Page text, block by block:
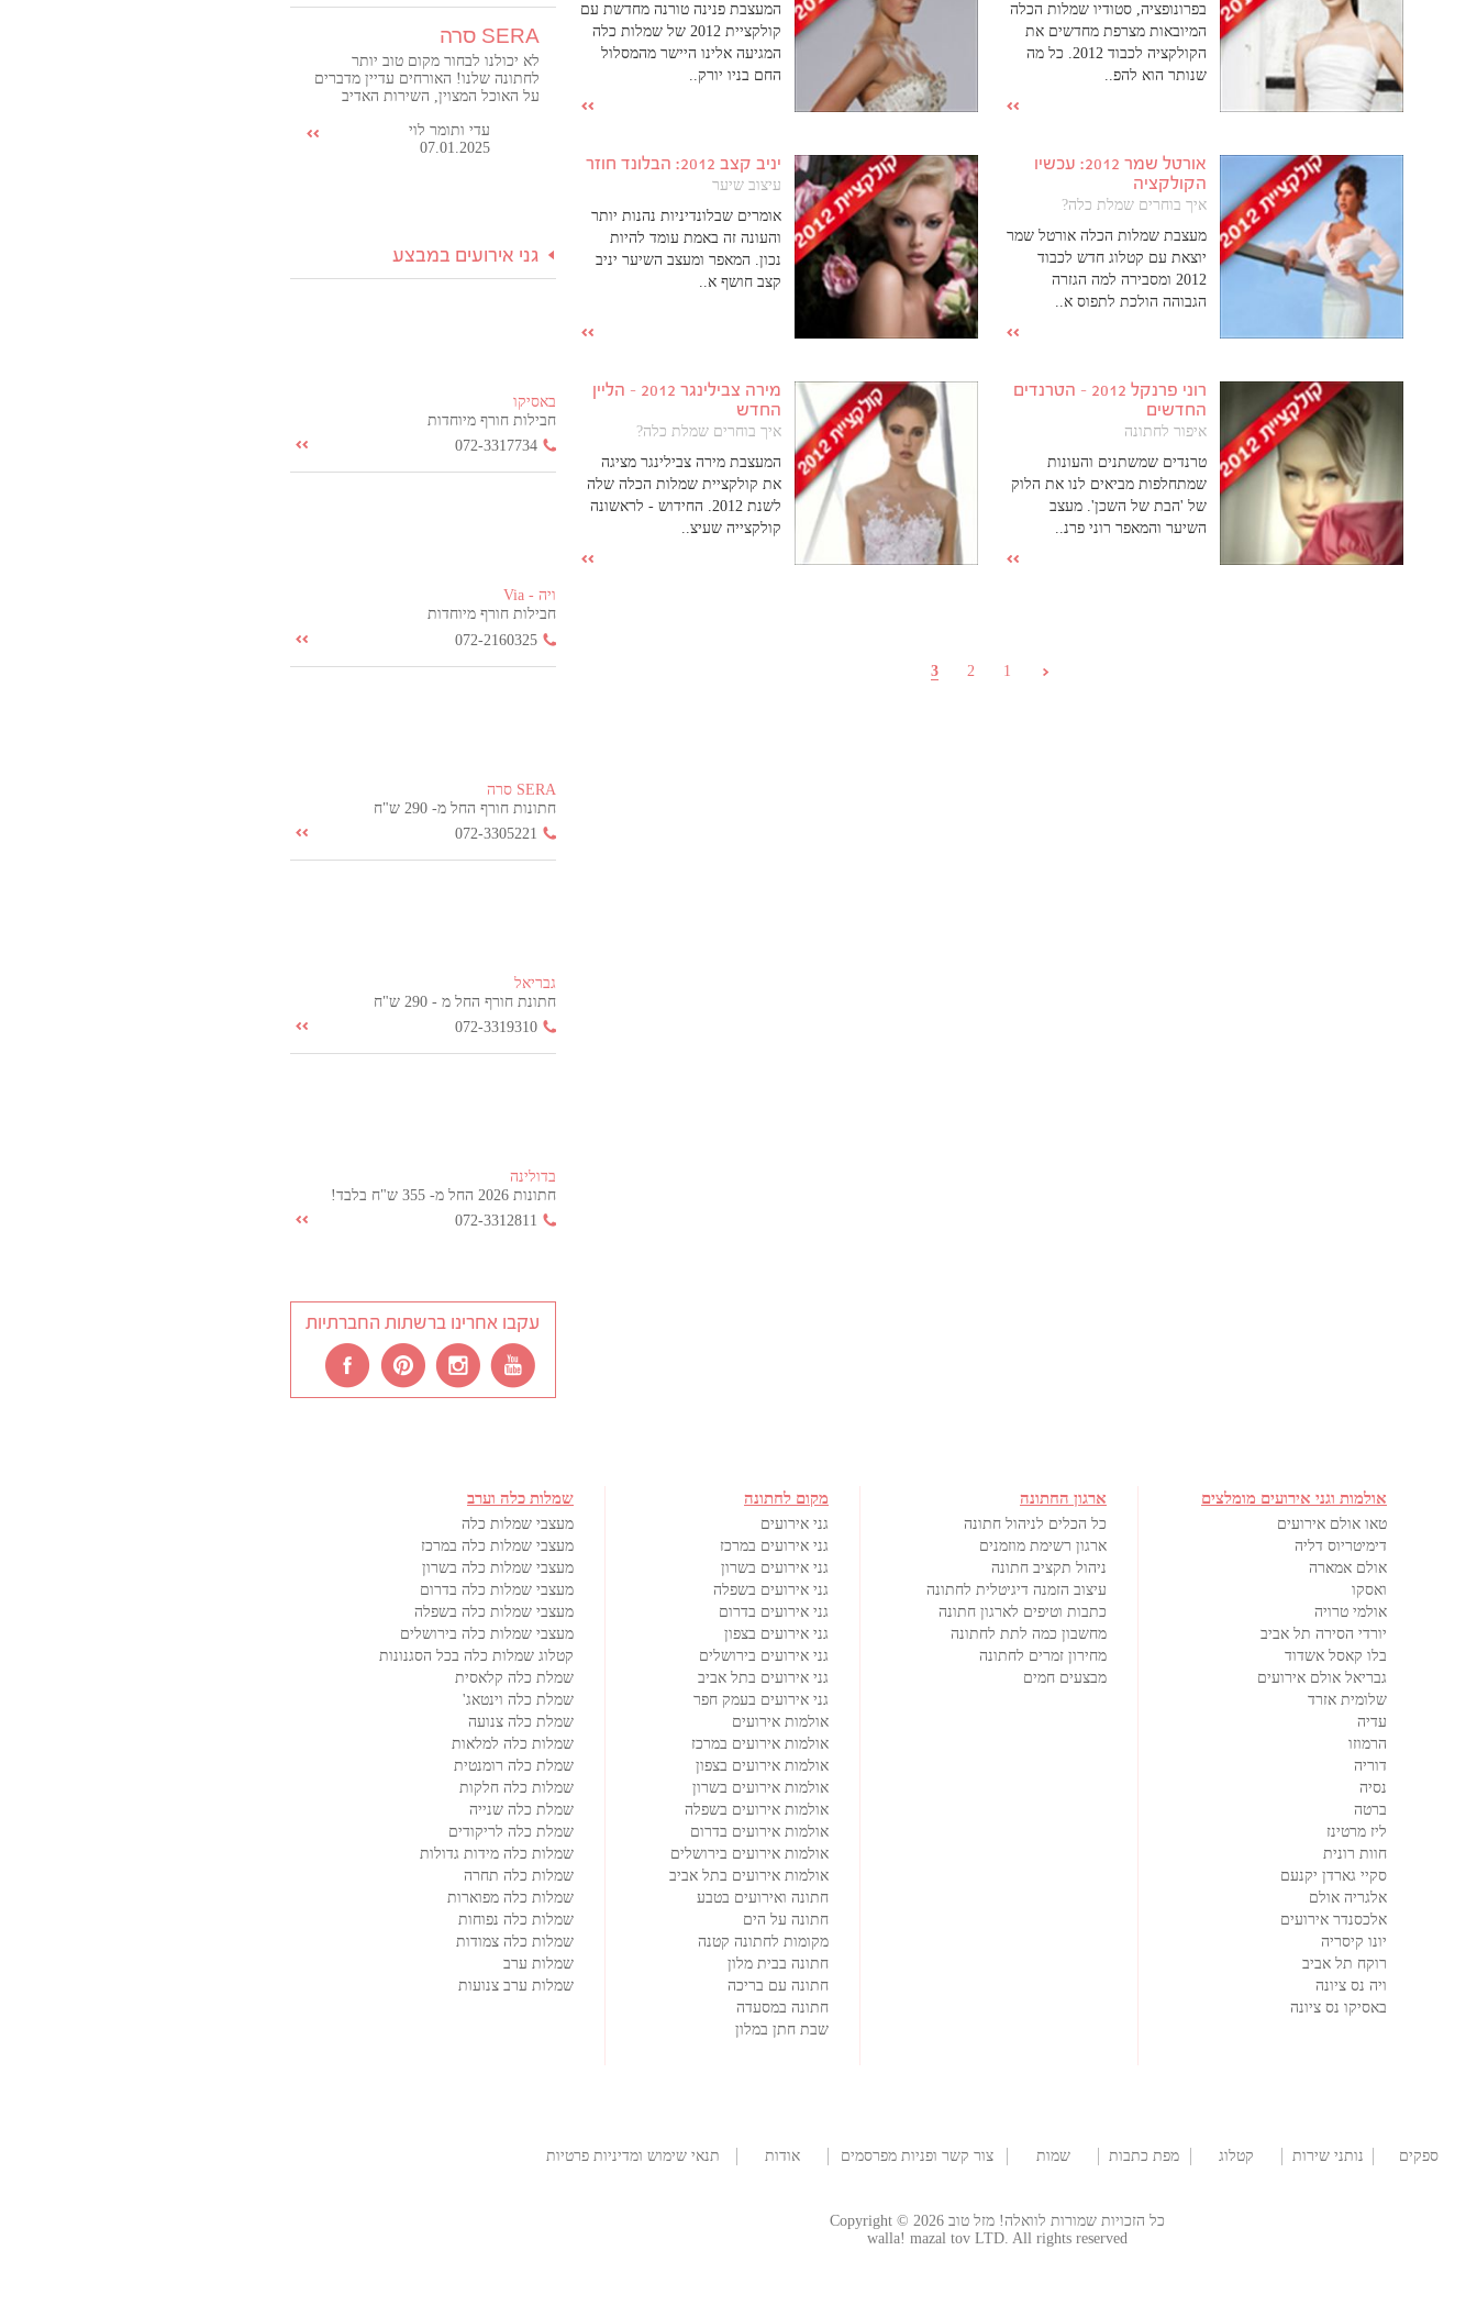
בפרונופציה, סטודיו שמלות הכלה
המיובאות מצרפת מחדשים את
הקולקציה לכבוד 2012. כל מה
שנותר הוא להפ..
המעצבת פנינה טורנה מחדשת עם
קולקציית 2012 של שמלות כלה
המגיעה אלינו היישר מהמסלול
החם בניו יורק..
אורטל שמר 2012: עכשיו
הקולקציה
איך בוחרים שמלת כלה?
מעצבת שמלות הכלה אורטל שמר
יוצאת עם קטלוג חדש לכבוד
2012 ומסבירה למה הגזרה
הגבוהה הולכת לתפוס א..
יניב קצב 2012: הבלונד חוזר
עיצוב שיער
אומרים שבלונדיניות נהנות יותר
והעונה זה באמת עומד להיות
נכון. המאפר ומעצב השיער יניב
קצב חושף א..
רוני פרנקל 2012 - הטרנדים
החדשים
איפור לחתונה
טרנדים שמשתנים והעונות
שמתחלפות מביאים לנו את הלוק
של 'הבת של השכן'. מעצב
השיער והמאפר רוני פרנ..
מירה צבילינגר 2012 - הליין
החדש
איך בוחרים שמלת כלה?
המעצבת מירה צבילינגר מציגה
את קולקציית שמלות הכלה שלה
לשנת 2012. החידוש - לראשונה
קולקצייה שעיצ..
1
2
3
SERA סרה
לא יכולנו לבחור מקום טוב יותר
לחתונה שלנו! האורחים עדיין מדברים
על האוכל המצוין, השירות האדיב
היינו בכמה חתונות לפני, אבל משהו
בסרה פשוט הרגיש אחר – מוקפד,
עדי ותומר לוי
07.01.2025
גני אירועים במבצע
באסיקו
חבילות חורף מיוחדות
072-3317734
ויה - Via
חבילות חורף מיוחדות
072-2160325
SERA סרה
חתונות חורף החל מ- 290 ש"ח
072-3305221
גבריאל
חתונת חורף החל מ - 290 ש"ח
072-3319310
בדולינה
חתונות 2026 החל מ- 355 ש"ח בלבד!
072-3312811
עקבו אחרינו ברשתות החברתיות
אולמות וגני אירועים מומלצים
טאו אולם אירועים
דימיטריוס דליה
אולם אמארה
ואסקו
אולמי טרויה
יורדי הסירה תל אביב
בלו קאסל אשדוד
גבריאל אולם אירועים
שלומית אזרד
עדיה
הרמוזו
דוריה
נסיה
ברטה
ליז מרטינז
חוות רונית
סקיי גארדן יקנעם
אלגריה אולם
אלכסנדר אירועים
יונו קיסריה
רוקח תל אביב
ויה נס ציונה
באסיקו נס ציונה
ארגון החתונה
כל הכלים לניהול חתונה
ארגון רשימת מוזמנים
ניהול תקציב חתונה
עיצוב הזמנה דיגיטלית לחתונה
כתבות וטיפים לארגון חתונה
מחשבון כמה לתת לחתונה
מחירון זמרים לחתונה
מבצעים חמים
מקום לחתונה
גני אירועים
גני אירועים במרכז
גני אירועים בשרון
גני אירועים בשפלה
גני אירועים בדרום
גני אירועים בצפון
גני אירועים בירושלים
גני אירועים בתל אביב
גני אירועים בעמק חפר
אולמות אירועים
אולמות אירועים במרכז
אולמות אירועים בצפון
אולמות אירועים בשרון
אולמות אירועים בשפלה
אולמות אירועים בדרום
אולמות אירועים בירושלים
אולמות אירועים בתל אביב
חתונה ואירועים בטבע
חתונה על הים
מקומות לחתונה קטנה
חתונה בבית מלון
חתונה עם בריכה
חתונה במסעדה
שבת חתן במלון
שמלות כלה וערב
מעצבי שמלות כלה
מעצבי שמלות כלה במרכז
מעצבי שמלות כלה בשרון
מעצבי שמלות כלה בדרום
מעצבי שמלות כלה בשפלה
מעצבי שמלות כלה בירושלים
קטלוג שמלות כלה בכל הסגנונות
שמלת כלה קלאסית
שמלת כלה וינטאג'
שמלת כלה צנועה
שמלות כלה למלאות
שמלת כלה רומנטית
שמלות כלה חלקות
שמלת כלה שנייה
שמלת כלה לריקודים
שמלות כלה מידות גדולות
שמלות כלה תחרה
שמלות כלה מפוארות
שמלות כלה נפוחות
שמלות כלה צמודות
שמלות ערב
שמלות ערב צנועות
ספקים
נותני שירות
קטלוג
מפת כתבות
שמות
צור קשר ופניות מפרסמים
אודות
תנאי שימוש ומדיניות פרטיות
כל הזכויות שמורות לוואלה! מזל טוב Copyright © 2026
walla! mazal tov LTD. All rights reserved